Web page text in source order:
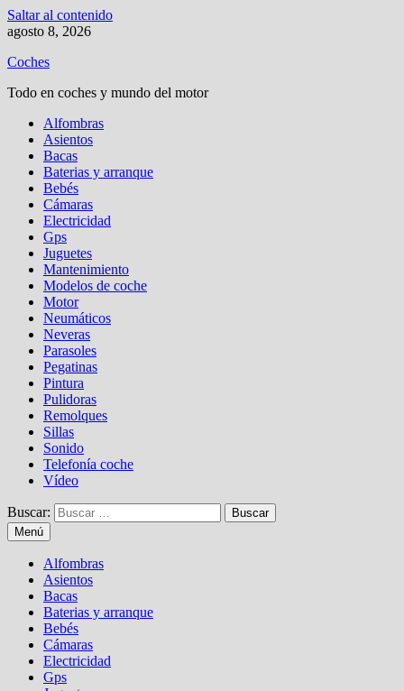
Saltar al contenido
agosto 8, 2026
Coches
Todo en coches y mundo del motor
Alfombras
Asientos
Bacas
Baterias y arranque
Bebés
Cámaras
Electricidad
Gps
Juguetes
Mantenimiento
Modelos de coche
Motor
Neumáticos
Neveras
Parasoles
Pegatinas
Pintura
Pulidoras
Remolques
Sillas
Sonido
Telefonía coche
Vídeo
Buscar:
Menú
Alfombras
Asientos
Bacas
Baterias y arranque
Bebés
Cámaras
Electricidad
Gps